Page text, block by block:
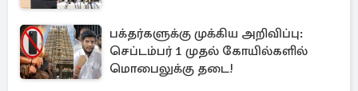
பக்தர்களுக்கு முக்கிய அறிவிப்பு:
செப்டம்பர் 1 முதல் கோயில்களில்
மொபைலுக்கு தடை!